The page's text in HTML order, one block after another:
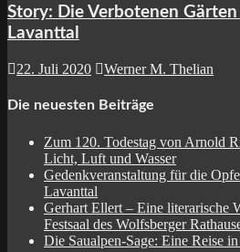
Story: Die Verbotenen
Lavanttal
22. Juli 2020 Werner M. Thelian
Die neuesten Beiträge
Zum 120. Todestag von Arnold
Licht, Luft und Wasser
Gedenkveranstaltung für die
Lavanttal
Gerhart Ellert – Eine literarische
Festsaal des Wolfsberger
Die Saualpen-Sage: Eine Reise